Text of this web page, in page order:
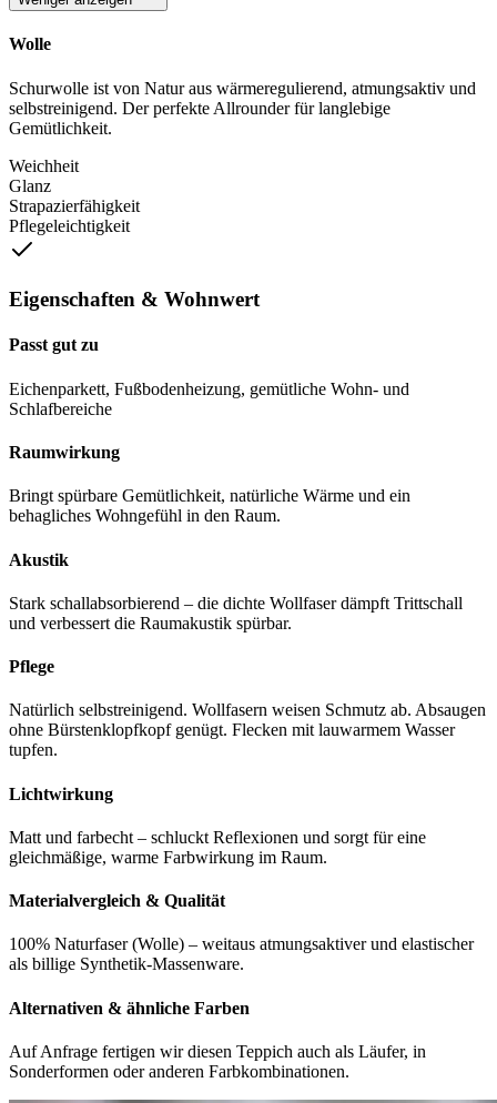
Wolle
Schurwolle ist von Natur aus wärmeregulierend, atmungsaktiv und
selbstreinigend. Der perfekte Allrounder für langlebige
Gemütlichkeit.
Weichheit
Glanz
Strapazierfähigkeit
Pflegeleichtigkeit
Eigenschaften & Wohnwert
Passt gut zu
Eichenparkett, Fußbodenheizung, gemütliche Wohn- und
Schlafbereiche
Raumwirkung
Bringt spürbare Gemütlichkeit, natürliche Wärme und ein
behagliches Wohngefühl in den Raum.
Akustik
Stark schallabsorbierend – die dichte Wollfaser dämpft Trittschall
und verbessert die Raumakustik spürbar.
Pflege
Natürlich selbstreinigend. Wollfasern weisen Schmutz ab. Absaugen
ohne Bürstenklopfkopf genügt. Flecken mit lauwarmem Wasser
tupfen.
Lichtwirkung
Matt und farbecht – schluckt Reflexionen und sorgt für eine
gleichmäßige, warme Farbwirkung im Raum.
Materialvergleich & Qualität
100% Naturfaser (Wolle) – weitaus atmungsaktiver und elastischer
als billige Synthetik-Massenware.
Alternativen & ähnliche Farben
Auf Anfrage fertigen wir diesen Teppich auch als Läufer, in
Sonderformen oder anderen Farbkombinationen.